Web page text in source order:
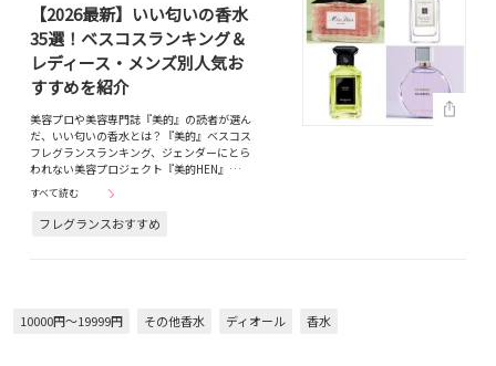
【2026最新】いい匂いの香水
35選！ベスコスランキング＆
レディース・メンズ別人気お
すすめを紹介
美容プロや美容専門誌『美的』の読者が選ん
だ、いい匂いの香水とは？『美的』ベスコス
フレグランスランキング、ジェンダーにとら
われない美容プロジェクト『美的HEN』…
すべて読む
フレグランスおすすめ
10000円～19999円 その他香水 ディオール 香水